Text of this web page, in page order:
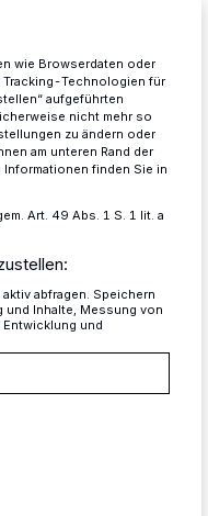
wie Browserdaten oder
Tracking-Technologien für
aufgeführten
nicht mehr so
zu ändern oder
am unteren Rand der
finden Sie in
Art. 49 Abs. 1 S. 1 lit. a
abfragen. Speichern
und Inhalte, Messung von
und